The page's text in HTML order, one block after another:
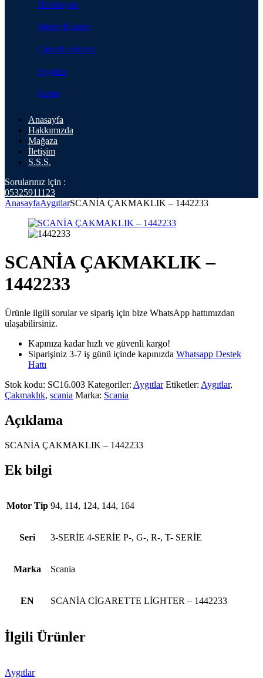
Direksiyon
Motor Kontrol
Elektrik Sistemi
Aygıtlar
Kabin
Anasayfa
Hakkımızda
Mağaza
İletişim
S.S.S.
Sorularınız için :
05325911123
AnasayfaAygıtlarSCANİA ÇAKMAKLIK – 1442233
SCANİA ÇAKMAKLIK –
1442233
Ürünle ilgili sorular ve sipariş için bize WhatsApp hattımızdan
ulaşabilirsiniz.
Kapınıza kadar hızlı ve güvenli kargo!
Siparişiniz 3-7 iş günü içinde kapınızda Whatsapp Destek
Hattı
Stok kodu: SC16.003 Kategoriler: Aygıtlar Etiketler: Aygıtlar,
Çakmaklık, scania Marka: Scania
Açıklama
SCANİA ÇAKMAKLIK – 1442233
Ek bilgi
Motor Tip 94, 114, 124, 144, 164
Seri 3-SERİE 4-SERİE P-, G-, R-, T- SERİE
Marka Scania
EN SCANİA CİGARETTE LİGHTER – 1442233
İlgili Ürünler
Aygıtlar